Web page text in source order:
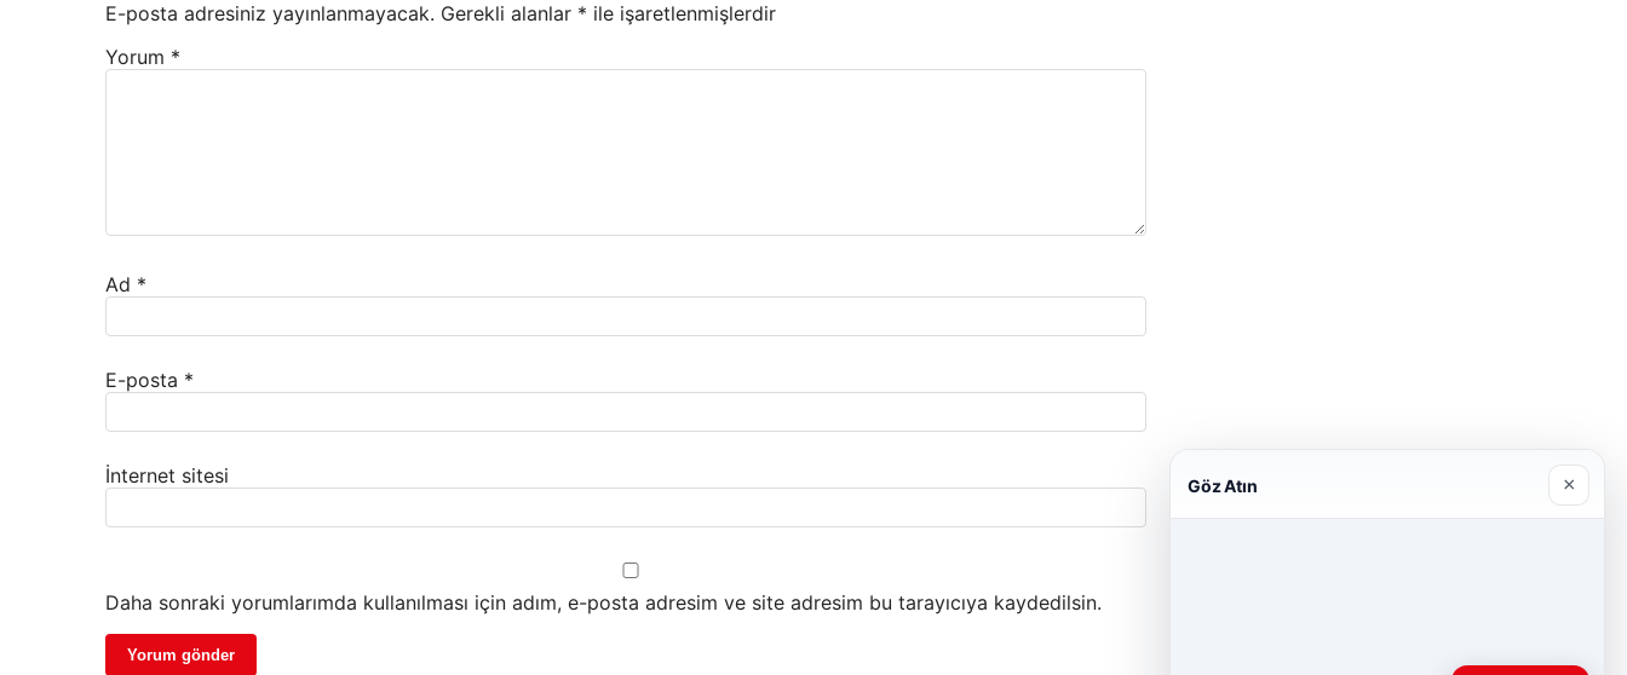
E-posta adresiniz yayınlanmayacak. Gerekli alanlar * ile işaretlenmişlerdir
Yorum *
Ad *
E-posta *
İnternet sitesi
Daha sonraki yorumlarımda kullanılması için adım, e-posta adresim ve site adresim bu tarayıcıya kaydedilsin.
Göz Atın ×